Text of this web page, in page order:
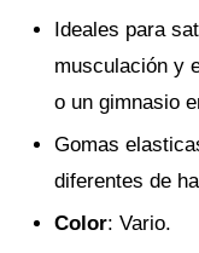
Ideales para
musculación y
o un gimnasio
Gomas
diferentes de
Color: Vario.